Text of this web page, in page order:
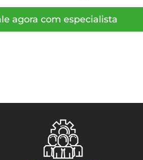
agora com especialista